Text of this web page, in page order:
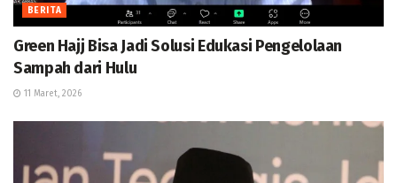
BERITA
Green Hajj Bisa Jadi Solusi Edukasi Pengelolaan
Sampah dari Hulu
11 Maret, 2026